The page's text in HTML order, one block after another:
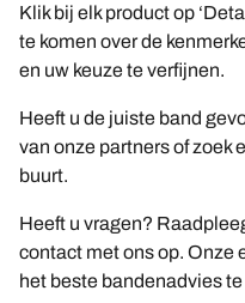
Klik bij elk product op
te komen over de
en uw keuze te verfijnen.
Heeft u de juiste band
van onze partners of zoek
buurt.
Heeft u vragen?
contact met ons op. Onze
het beste bandenadvies